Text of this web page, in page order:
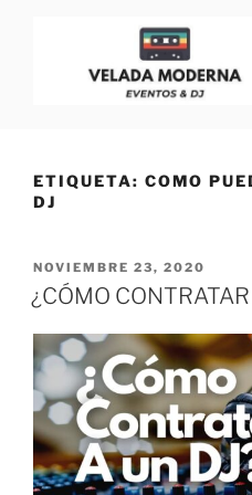
ETIQUETA: COMO
DJ
NOVIEMBRE 23, 2020
¿CÓMO